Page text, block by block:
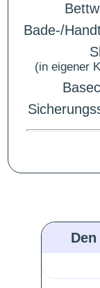
Bade-/
(in eigener